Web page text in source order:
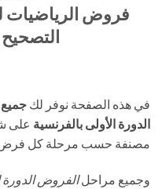
فروض الرياضيات
في هذه الصفحة نوفر لك جميع
الدورة الأولى بالفرنسية
مصنفة حسب مرحلة كل
وجميع مراحلالفروض الدورة